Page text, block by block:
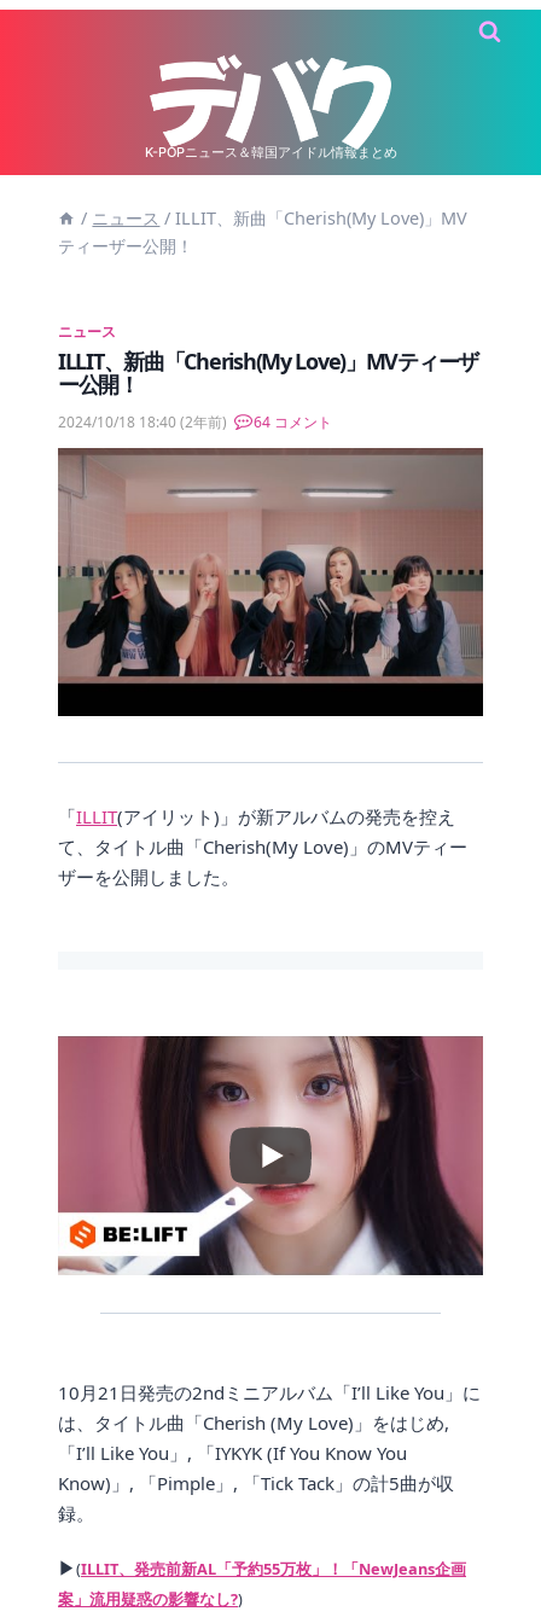
K-POPニュース＆韓国アイドル情報まとめ
/ ニュース / ILLIT、新曲「Cherish(My Love)」MV
ティーザー公開！
ニュース
ILLIT、新曲「Cherish(My Love)」MVティーザ
ー公開！
2024/10/18 18:40(2年前) 64 コメント
「ILLIT(アイリット)」が新アルバムの発売を控え
て、タイトル曲「Cherish(My Love)」のMVティー
ザーを公開しました。
10月21日発売の2ndミニアルバム「I’ll Like You」に
は、タイトル曲「Cherish (My Love)」をはじめ,
「I’ll Like You」, 「IYKYK (If You Know You
Know)」, 「Pimple」, 「Tick Tack」の計5曲が収
録。
▶(ILLIT、発売前新AL「予約55万枚」！「NewJeans企画
案」流用疑惑の影響なし?)